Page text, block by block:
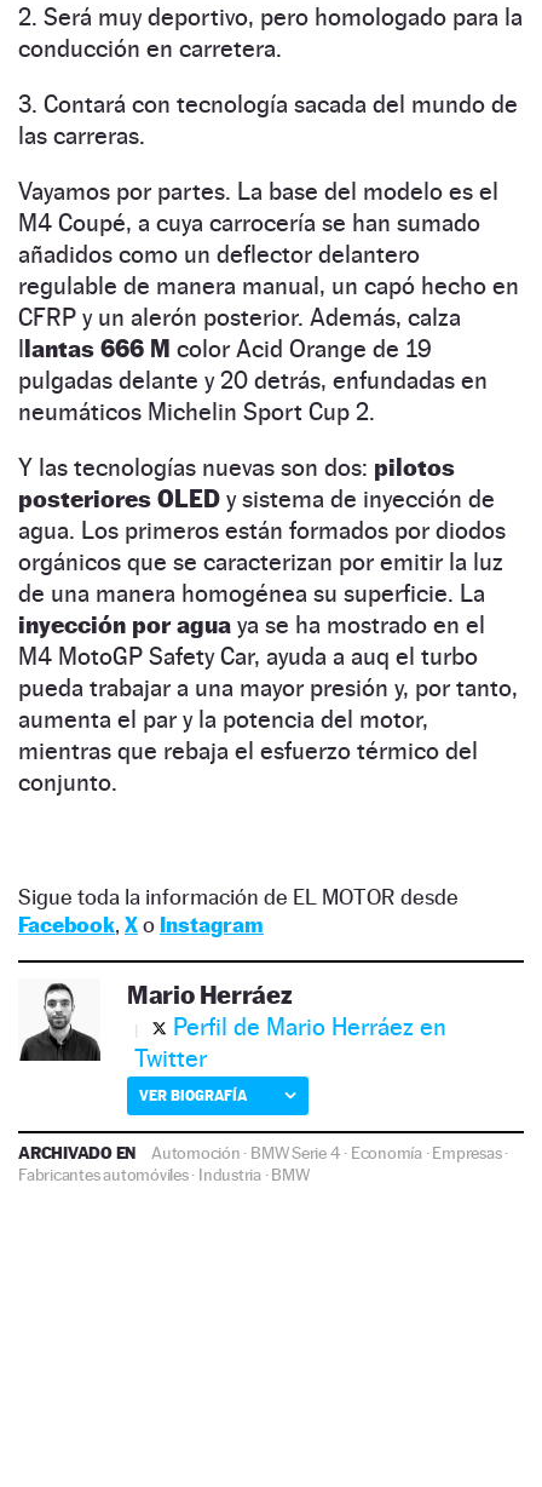
2. Será muy deportivo, pero homologado para la
conducción en carretera.
3. Contará con tecnología sacada del mundo de
las carreras.
Vayamos por partes. La base del modelo es el
M4 Coupé, a cuya carrocería se han sumado
añadidos como un deflector delantero
regulable de manera manual, un capó hecho en
CFRP y un alerón posterior. Además, calza
llantas 666 M color Acid Orange de 19
pulgadas delante y 20 detrás, enfundadas en
neumáticos Michelin Sport Cup 2.
Y las tecnologías nuevas son dos: pilotos
posteriores OLED y sistema de inyección de
agua. Los primeros están formados por diodos
orgánicos que se caracterizan por emitir la luz
de una manera homogénea su superficie. La
inyección por agua ya se ha mostrado en el
M4 MotoGP Safety Car, ayuda a auq el turbo
pueda trabajar a una mayor presión y, por tanto,
aumenta el par y la potencia del motor,
mientras que rebaja el esfuerzo térmico del
conjunto.
Sigue toda la información de EL MOTOR desde
Facebook, Xo Instagram
Mario Herráez
Perfil de Mario Herráez en
Twitter
VER BIOGRAFÍA
ARCHIVADO EN Automoción · BMW Serie 4 · Economía ·Empresas·
Fabricantes automóviles· Industria·BMW